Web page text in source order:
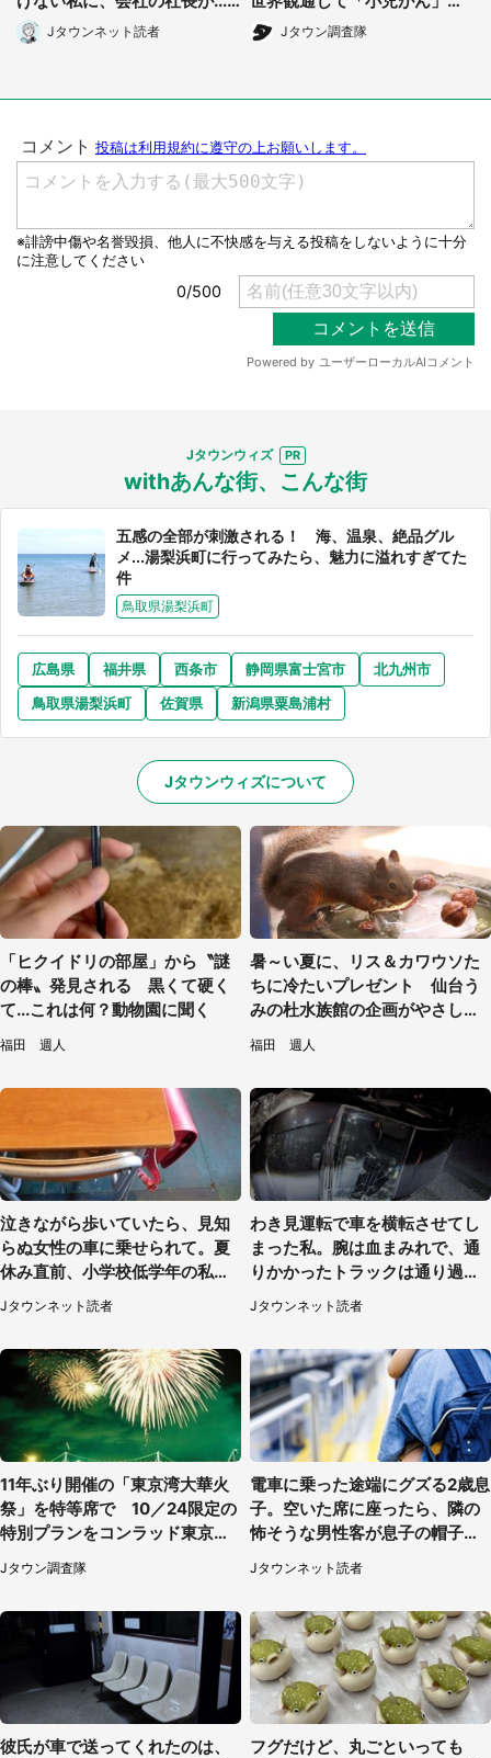
都道府選択
選択する
(宮城県・30代女性)
Jタウンネット読者
べる【8/10~31※平日限定】
Jタウン調査隊
Jタウンウィズ
withあんな街、こんな街
五感の全部が刺激される！ 海、温泉、絶品グル
メ...湯梨浜町に行ってみたら、魅力に溢れすぎてた
件
鳥取県湯梨浜町
広島県 福井県 西条市 静岡県富士宮市
北九州市
鳥取県湯梨浜町
佐賀県 新潟県粟島浦村
Jタウンウィズについて
「ヒクイドリの部屋」から〝謎
の棒〟発見される 黒くて硬く
て...これは何？動物園に聞く
福田 週人
暑～い夏に、リス＆カワウソた
ちに冷たいプレゼント 仙台う
みの杜水族館の企画がやさしい
【7／31～8／23】
福田 週人
泣きながら歩いていたら、見知
らぬ女性の車に乗せられて。夏
休み直前、小学校低学年の私に
起きたこと（広島県・30代女
性）
Jタウンネット読者
わき見運転で車を横転させてし
まった私。腕は血まみれで、通
りかかったトラックは通り過ぎ
ていき...（福岡県・30代女性）
Jタウンネット読者
11年ぶり開催の「東京湾大華火
祭」を特等席で 10／24限定の
特別プランをコンラッド東京が
販売【8／3～10／16】
Jタウン調査隊
電車に乗った途端にグズる2歳息
子。空いた席に座ったら、隣の
怖そうな男性客が息子の帽子に
手を伸ばし（千葉県・40代女
性）
Jタウンネット読者
彼氏が車で送ってくれたのは、
フグだけど、丸ごといっても